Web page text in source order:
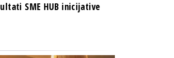
SME HUB inicijative